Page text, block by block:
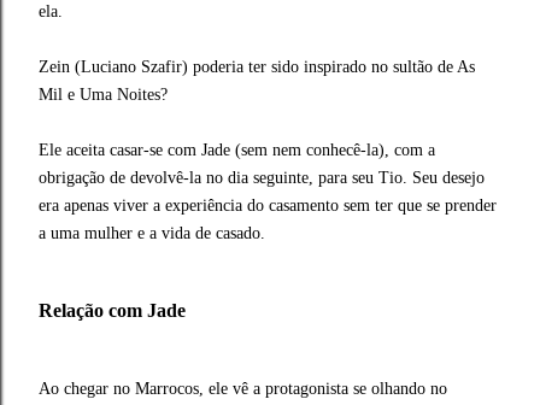
ela.
Zein (Luciano Szafir) poderia ter sido inspirado no sultão de As
Mil e Uma Noites?
Ele aceita casar-se com Jade (sem nem conhecê-la), com a
obrigação de devolvê-la no dia seguinte, para seu Tio. Seu desejo
era apenas viver a experiência do casamento sem ter que se prender
a uma mulher e a vida de casado.
Relação com Jade
Ao chegar no Marrocos, ele vê a protagonista se olhando no